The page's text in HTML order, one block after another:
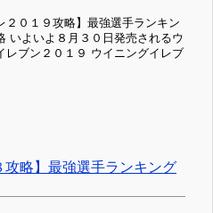
２０１９攻略】最強選手ランキン
いよいよ８月３０日発売されるウ
レブン２０１９ ウイニングイレブ
攻略】最強選手ランキング